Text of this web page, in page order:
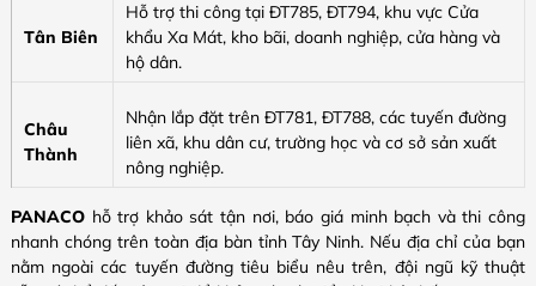
Tân Biên
Hỗ trợ thi công tại ĐT785, ĐT794, khu vực Cửa
khẩu Xa Mát, kho bãi, doanh nghiệp, cửa hàng và
hộ dân.
Châu
Thành
Nhận lắp đặt trên ĐT781, ĐT788, các tuyến đường
liên xã, khu dân cư, trường học và cơ sở sản xuất
nông nghiệp.
PANACO hỗ trợ khảo sát tận nơi, báo giá minh bạch và thi công
nhanh chóng trên toàn địa bàn tỉnh Tây Ninh. Nếu địa chỉ của bạn
nằm ngoài các tuyến đường tiêu biểu nêu trên, đội ngũ kỹ thuật